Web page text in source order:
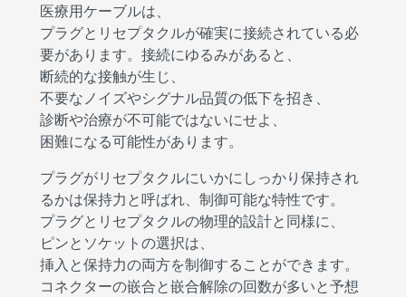
医療用ケーブルは、
プラグとリセプタクルが確実に接続されている必
要があります。接続にゆるみがあると、
断続的な接触が生じ、
不要なノイズやシグナル品質の低下を招き、
診断や治療が不可能ではないにせよ、
困難になる可能性があります。
プラグがリセプタクルにいかにしっかり保持され
るかは保持力と呼ばれ、制御可能な特性です。
プラグとリセプタクルの物理的設計と同様に、
ピンとソケットの選択は、
挿入と保持力の両方を制御することができます。
コネクターの嵌合と嵌合解除の回数が多いと予想